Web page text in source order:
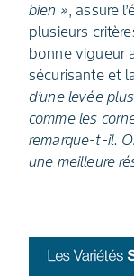
bien », assure
plusieurs
bonne vigueur
sécurisante et
d’une levée
comme les
remarque-t-il.
une meilleure